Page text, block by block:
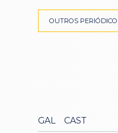
GAL CAST
OUTROS